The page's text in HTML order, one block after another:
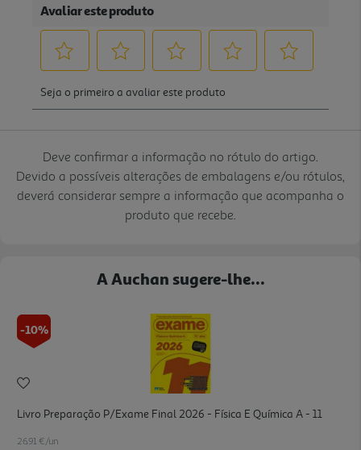
Deve confirmar a informação no rótulo do artigo.
Devido a possíveis alterações de embalagens e/ou rótulos,
deverá considerar sempre a informação que acompanha o
produto que recebe.
A Auchan sugere-lhe...
-10%
Livro Preparação P/exame Final 2026 - Física E Química A - 11
26.91 €/un